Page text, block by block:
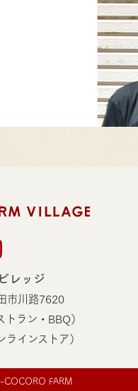
レッジ
市川路7620
ラン・BBQ）
インストア）
FARM